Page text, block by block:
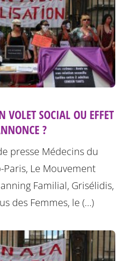
VOLET SOCIAL OU EFFET
?
presse Médecins du
Paris, Le Mouvement
Familial, Grisélidis,
des Femmes, le (…)